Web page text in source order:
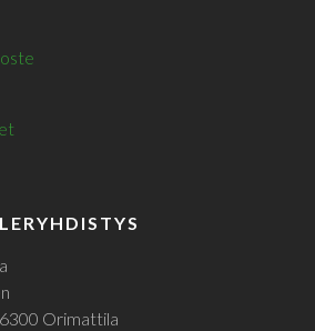
Orimattila